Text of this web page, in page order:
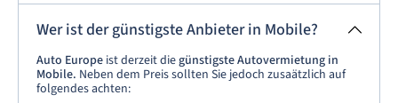
Wer ist der günstigste Anbieter in Mobile?
Auto Europe ist derzeit diegünstigste Autovermietung in
Mobile. Neben dem Preis sollten Sie jedoch zusaätzlich auf
folgendes achten: